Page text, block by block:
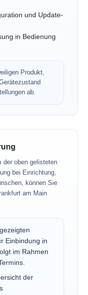
und Update-
in Bedienung
Produkt,
ab.
der oben gelisteten
bei Einrichtung,
können Sie
am Main
Einbindung in
im Rahmen
der